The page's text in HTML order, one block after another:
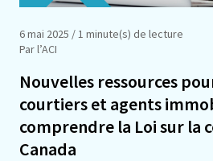
6 mai 2025 / 1 minute(s) de lecture
Par l’ACI
Nouvelles ressources
courtiers et agents
comprendre la Loi sur la
Canada